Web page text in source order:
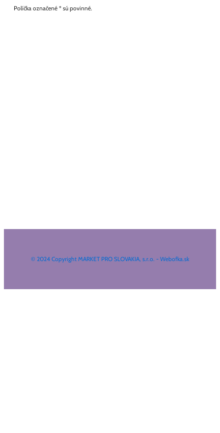
Políčka označené * sú povinné.
© 2024 Copyright MARKET PRO SLOVAKIA, s.r.o. - Webofka.sk